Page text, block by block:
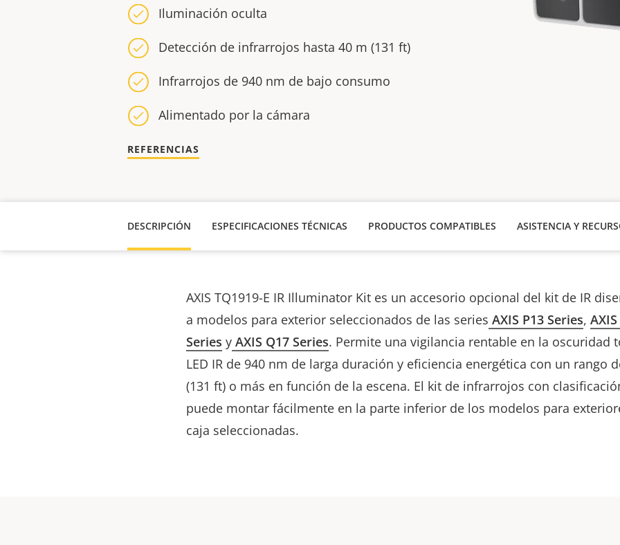
Iluminación oculta
Detección de infrarrojos hasta 40 m (131 ft)
Infrarrojos de 940 nm de bajo consumo
Alimentado por la cámara
REFERENCIAS
DESCRIPCIÓN ESPECIFICACIONES TÉCNICAS PRODUCTOS COMPATIBLES ASISTENCIA Y
AXIS TQ1919-E IR Illuminator Kit es un accesorio opcional del kit de IR
a modelos para exterior seleccionados de las series AXIS P13 Series,
Series yAXIS Q17 Series. Permite una vigilancia rentable en la oscuridad
LED IR de 940 nm de larga duración y eficiencia energética con un rango
(131 ft) o más en función de la escena. El kit de infrarrojos con
puede montar fácilmente en la parte inferior de los modelos para
caja seleccionadas.